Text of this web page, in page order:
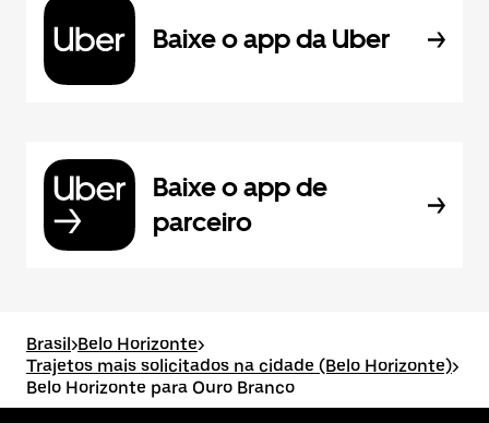
Baixe o app da Uber
Baixe o app de
parceiro
Brasil>Belo Horizonte>
Trajetos mais solicitados na cidade (Belo Horizonte)>
Belo Horizonte para Ouro Branco